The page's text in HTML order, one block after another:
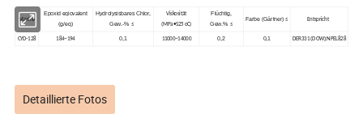
Marke
Epoxid eqiovalent
(g/eq)
Hydrolysisbares Chlor,
Gew.-%≤
Viskosität
(MPa•S25 oC)
Flüchtig,
Gew.% ≤
Farbe (Gärtner) ≤ Entspricht
CYD-128 184~194 0,1 11000~14000 0,2 0,1 DER331 (DOW);NPEL828
Detaillierte Fotos